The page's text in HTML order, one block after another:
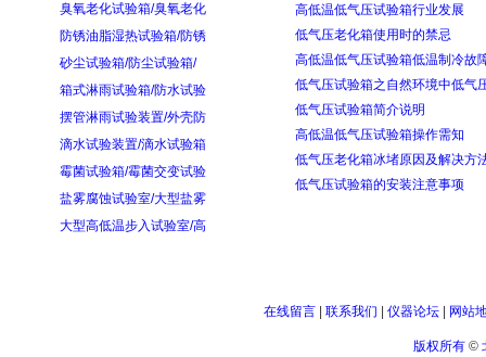
臭氧老化试验箱/臭氧老化
防锈油脂湿热试验箱/防锈
砂尘试验箱/防尘试验箱/
箱式淋雨试验箱/防水试验
摆管淋雨试验装置/外壳防
滴水试验装置/滴水试验箱
霉菌试验箱/霉菌交变试验
盐雾腐蚀试验室/大型盐雾
大型高低温步入试验室/高
高低温低气压试验箱行业发展
低气压老化箱使用时的禁忌
高低温低气压试验箱低温制冷故
低气压试验箱之自然环境中低气
低气压试验箱简介说明
高低温低气压试验箱操作需知
低气压老化箱冰堵原因及解决方
低气压试验箱的安装注意事项
在线留言| 联系我们 仪器论坛| 网站
版权所有©